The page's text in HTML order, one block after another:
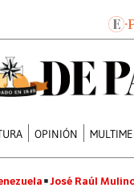
OPINIÓN
José Raúl